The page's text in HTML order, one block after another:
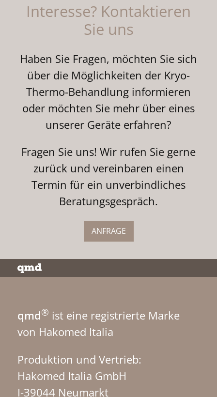
Interesse? Kontaktieren
Sie uns
Haben Sie Fragen, möchten Sie sich
über die Möglichkeiten der Kryo-
Thermo-Behandlung informieren
oder möchten Sie mehr über eines
unserer Geräte erfahren?
Fragen Sie uns! Wir rufen Sie gerne
zurück und vereinbaren einen
Termin für ein unverbindliches
Beratungsgespräch.
ANFRAGE
qmd® ist eine registrierte Marke
von Hakomed Italia
Produktion und Vertrieb:
Hakomed Italia GmbH
I-39044 Neumarkt